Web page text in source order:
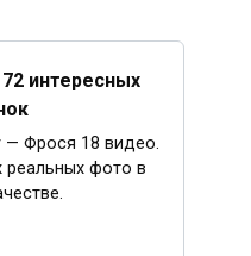
интересных
— Фрося 18 видео.
реальных фото в